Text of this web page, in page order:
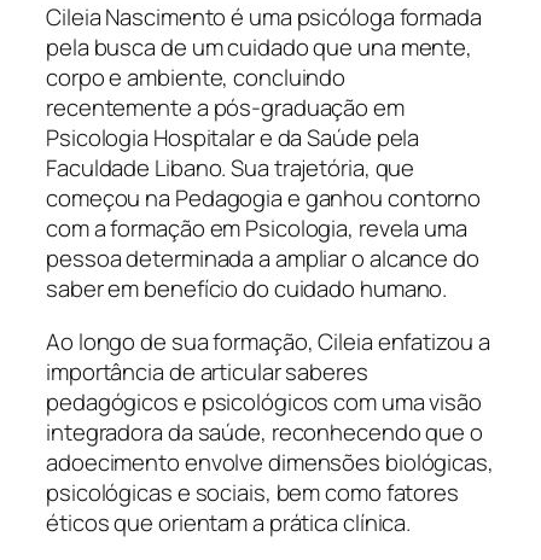
Cileia Nascimento é uma psicóloga formada
pela busca de um cuidado que una mente,
corpo e ambiente, concluindo
recentemente a pós-graduação em
Psicologia Hospitalar e da Saúde pela
Faculdade Libano. Sua trajetória, que
começou na Pedagogia e ganhou contorno
com a formação em Psicologia, revela uma
pessoa determinada a ampliar o alcance do
saber em benefício do cuidado humano.
Ao longo de sua formação, Cileia enfatizou a
importância de articular saberes
pedagógicos e psicológicos com uma visão
integradora da saúde, reconhecendo que o
adoecimento envolve dimensões biológicas,
psicológicas e sociais, bem como fatores
éticos que orientam a prática clínica.